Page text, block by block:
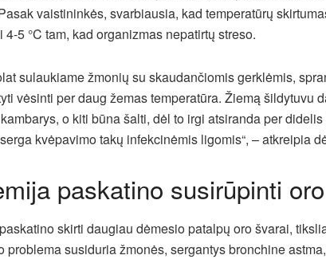
vaistininkės, svarbiausia, kad temperatūrų
5 °C tam, kad organizmas nepatirtų streso.
sulaukiame žmonių su skaudančiomis gerklėmis,
vėsinti per daug žemas temperatūra. Žiemą šildytuvu
o kiti būna šalti, dėl to irgi atsiranda per
kvėpavimo takų infekcinėmis ligomis“, – atkreipia
paskatino susirūpinti
skirti daugiau dėmesio patalpų oro švarai,
problema susiduria žmonės, sergantys bronchine